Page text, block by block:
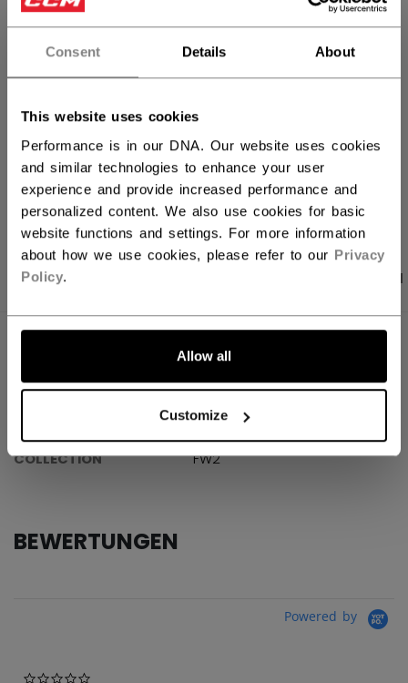
Consent Details About
This website uses cookies
Performance is in our DNA. Our website uses cookies
and similar technologies to enhance your user
experience and provide increased performance and
personalized content. We also use cookies for basic
website functions and settings. For more information
about how we use cookies, please refer to our Privacy
Policy.
Allow all
Customize
Kostenfreie Rücksendungen
LINKS ZUM
PRODUKTFOTOS BEWERTUNGEN
ID
FHO57A-AD
Adult
COLLECTION
FW2
BEWERTUNGEN
Powered by